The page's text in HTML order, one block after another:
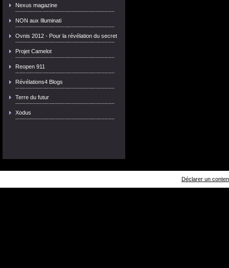
Nexus magazine
NON aux Illuminati
Ovnis 2012 - Pour la révélation du secret
Projet Camelot
Reopen 911
Révélations4 Blogs
Terre du futur
Xodus
Déclarer un